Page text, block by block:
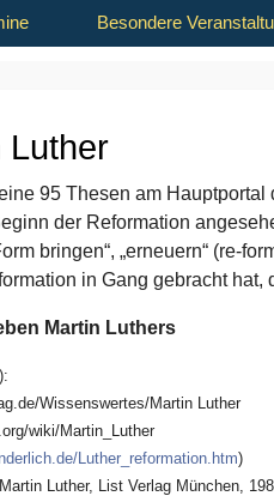
Besondere
Luther
95 Thesen am
der Reformation
bringen“, „erneuern“ (re-
in Gang gebracht hat,
Martin Luthers
Wissenswertes/Martin Luther
wiki/Martin_Luther
Luther_reformation.htm)
Luther, List Verlag München,